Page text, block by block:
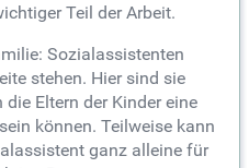
Teil der Arbeit.
Sozialassistenten
stehen. Hier sind sie
Eltern der Kinder eine
können. Teilweise kann
ganz alleine für